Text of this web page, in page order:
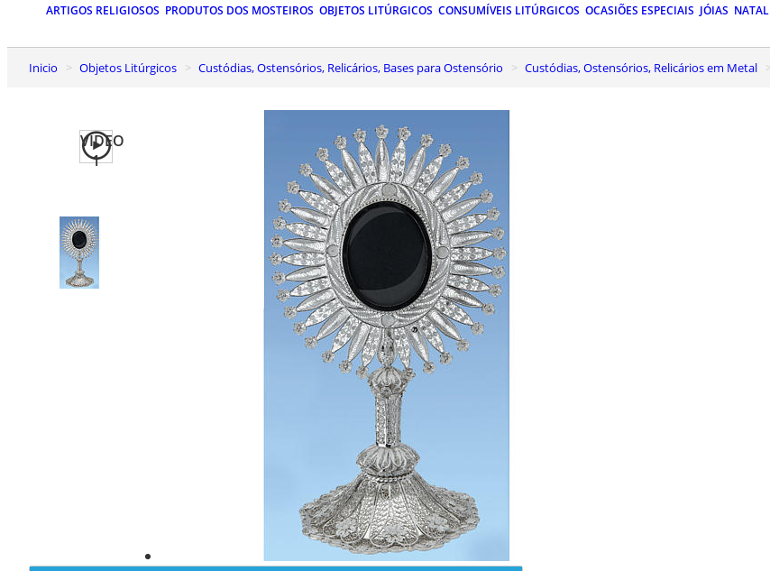
ARTIGOS RELIGIOSOS PRODUTOS DOS MOSTEIROS OBJETOS LITÚRGICOS CONSUMÍVEIS LITÚRGICOS OCASIÕES ESPECIAIS JÓIAS NATAL
Inicio Objetos Litúrgicos Custódias, Ostensórios, Relicários, Bases para Ostensório Custódias, Ostensórios, Relicários em Metal
VIDEO
1